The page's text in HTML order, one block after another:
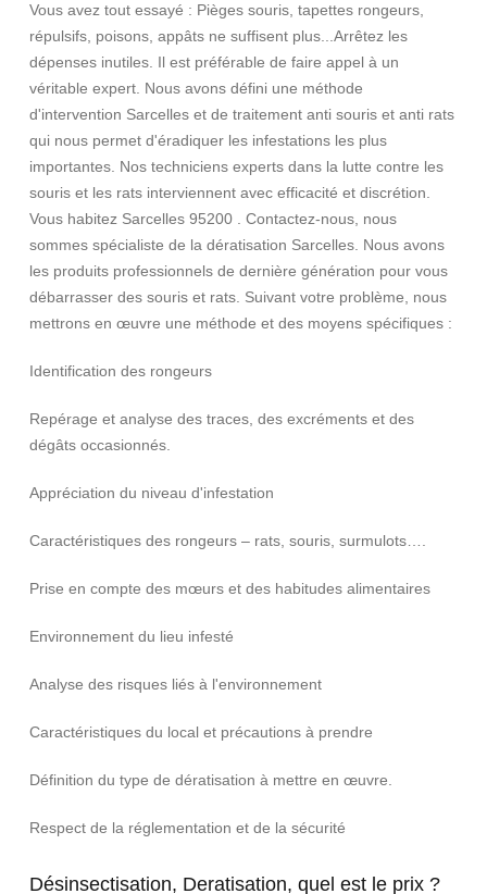
Vous avez tout essayé : Pièges souris, tapettes rongeurs,
répulsifs, poisons, appâts ne suffisent plus...Arrêtez les
dépenses inutiles. Il est préférable de faire appel à un
véritable expert. Nous avons défini une méthode
d'intervention Sarcelles et de traitement anti souris et anti rats
qui nous permet d'éradiquer les infestations les plus
importantes. Nos techniciens experts dans la lutte contre les
souris et les rats interviennent avec efficacité et discrétion.
Vous habitez Sarcelles 95200 . Contactez-nous, nous
sommes spécialiste de la dératisation Sarcelles. Nous avons
les produits professionnels de dernière génération pour vous
débarrasser des souris et rats. Suivant votre problème, nous
mettrons en œuvre une méthode et des moyens spécifiques :
Identification des rongeurs
Repérage et analyse des traces, des excréments et des
dégâts occasionnés.
Appréciation du niveau d'infestation
Caractéristiques des rongeurs – rats, souris, surmulots….
Prise en compte des mœurs et des habitudes alimentaires
Environnement du lieu infesté
Analyse des risques liés à l'environnement
Caractéristiques du local et précautions à prendre
Définition du type de dératisation à mettre en œuvre.
Respect de la réglementation et de la sécurité
Désinsectisation, Deratisation, quel est le prix ?